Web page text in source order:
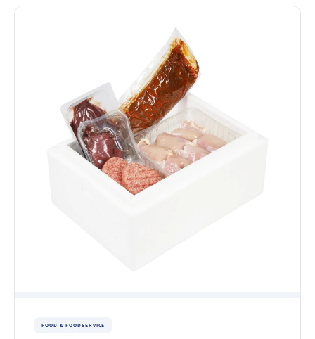
FOOD & FOODSERVICE